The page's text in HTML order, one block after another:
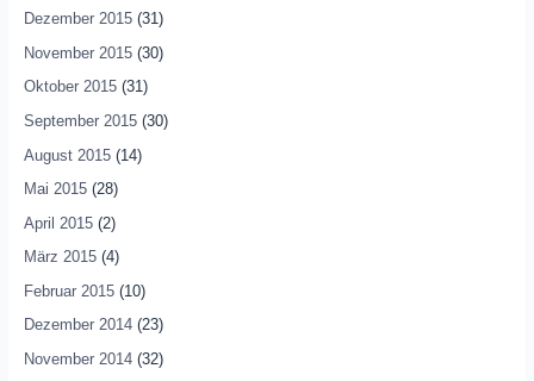
Dezember 2015(31)
November 2015(30)
Oktober 2015(31)
September 2015(30)
August 2015(14)
Mai 2015(28)
April 2015(2)
März 2015(4)
Februar 2015(10)
Dezember 2014(23)
November 2014(32)